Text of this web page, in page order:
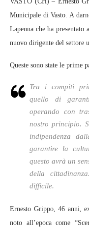
Municipale di Vasto. A
Lapenna che ha presentato
nuovo dirigente del settore
Queste sono state le prime
Tra i compiti
quello di
operando con
nostro principio.
indipendenza
garantire la
questo avrà un
della
difficile.
Ernesto Grippo, 46 anni,
noto all’epoca come